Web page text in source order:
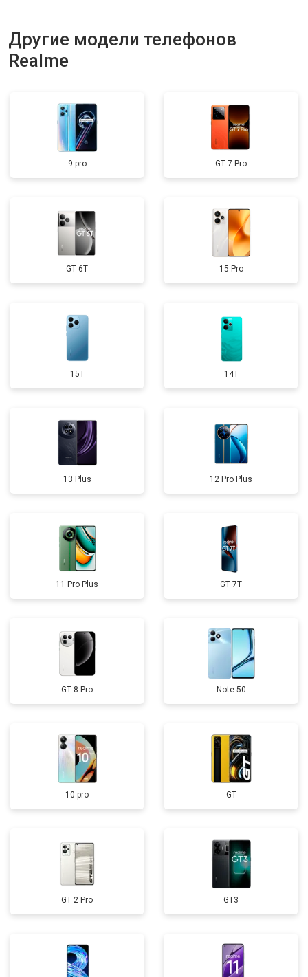
Другие модели телефонов
Realme
9 pro GT 7 Pro
GT 6T 15 Pro
15T 14T
13 Plus 12 Pro Plus
11 Pro Plus GT 7T
GT 8 Pro Note 50
10 pro GT
GT 2 Pro GT3